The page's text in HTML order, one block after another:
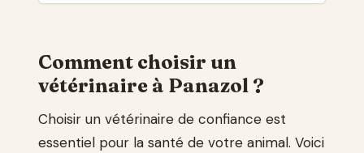
Comment choisir un
vétérinaire à Panazol ?
Choisir un vétérinaire de confiance est
essentiel pour la santé de votre animal. Voici